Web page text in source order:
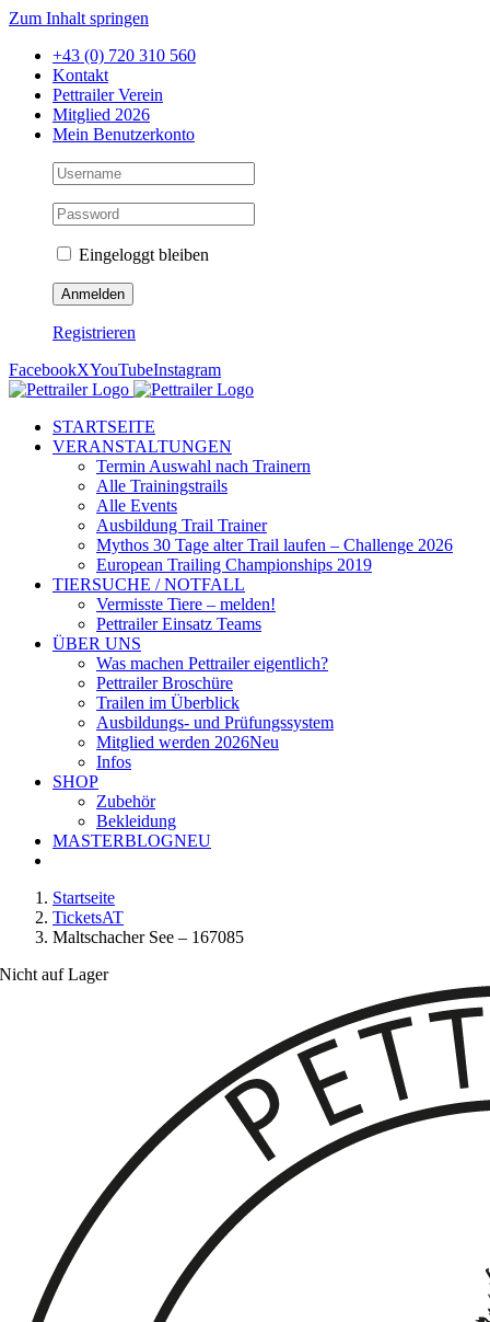
Zum Inhalt springen
+43 (0) 720 310 560
Kontakt
Pettrailer Verein
Mitglied 2026
Mein Benutzerkonto
Eingeloggt bleiben
Registrieren
FacebookXYouTubeInstagram
STARTSEITE
VERANSTALTUNGEN
Termin Auswahl nach Trainern
Alle Trainingstrails
Alle Events
Ausbildung Trail Trainer
Mythos 30 Tage alter Trail laufen – Challenge 2026
European Trailing Championships 2019
TIERSUCHE / NOTFALL
Vermisste Tiere – melden!
Pettrailer Einsatz Teams
ÜBER UNS
Was machen Pettrailer eigentlich?
Pettrailer Broschüre
Trailen im Überblick
Ausbildungs- und Prüfungssystem
Mitglied werden 2026Neu
Infos
SHOP
Zubehör
Bekleidung
MASTERBLOGNEU
Startseite
TicketsAT
Maltschacher See – 167085
Nicht auf Lager